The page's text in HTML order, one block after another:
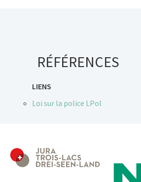
RÉFÉRENCES
LIENS
Loi sur la police LPol